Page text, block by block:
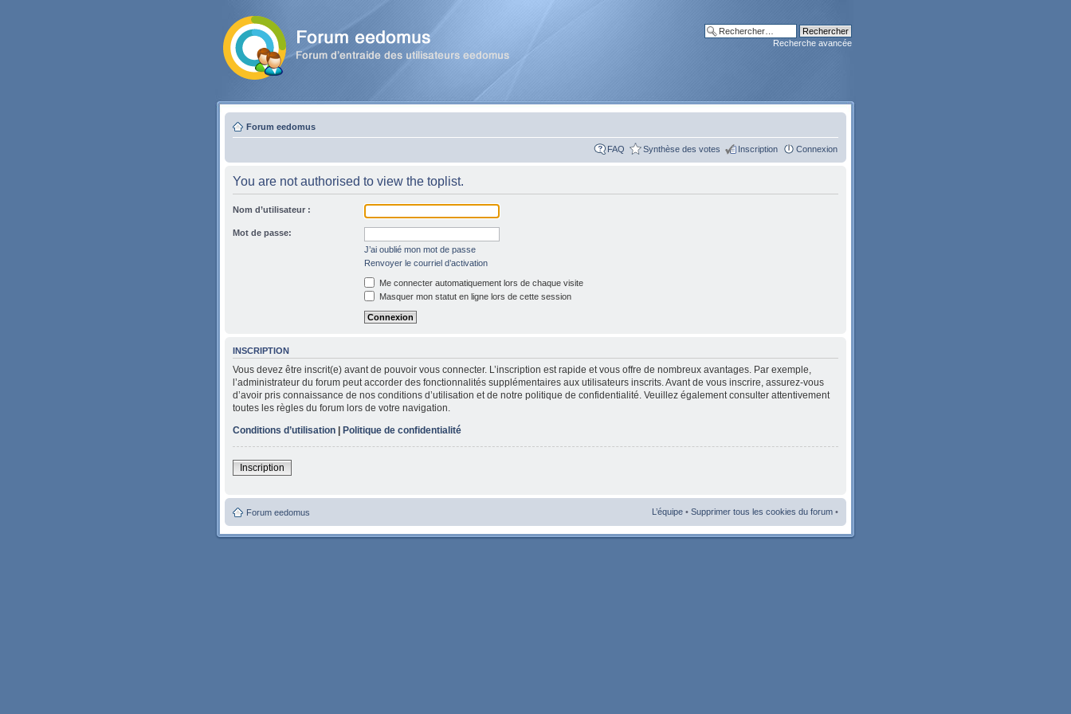
Recherche avancée
Forum eedomus
FAQ Synthèse des votes Inscription Connexion
You are not authorised to view the toplist.
Nom d’utilisateur :
Mot de passe:
J’ai oublié mon mot de passe
Renvoyer le courriel d’activation
Me connecter automatiquement lors de chaque visite
Masquer mon statut en ligne lors de cette session
INSCRIPTION
Vous devez être inscrit(e) avant de pouvoir vous connecter. L’inscription est rapide et vous offre de nombreux avantages. Par exemple,
l’administrateur du forum peut accorder des fonctionnalités supplémentaires aux utilisateurs inscrits. Avant de vous inscrire, assurez-vous
d’avoir pris connaissance de nos conditions d’utilisation et de notre politique de confidentialité. Veuillez également consulter attentivement
toutes les règles du forum lors de votre navigation.
Conditions d’utilisation | Politique de confidentialité
Inscription
Forum eedomus L’équipe • Supprimer tous les cookies du forum •